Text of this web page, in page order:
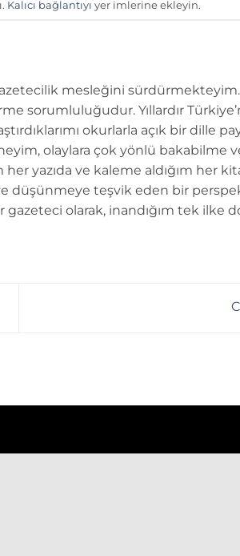
Kalıcı bağlantıyı yer imlerine ekleyin.
mesleğini
sorumluluğudur. Yıllardır
okurlarla açık bir dille
olaylara çok yönlü bakabilme
her yazıda ve kaleme aldığım her
düşünmeye teşvik eden bir
gazeteci olarak, inandığım tek ilke